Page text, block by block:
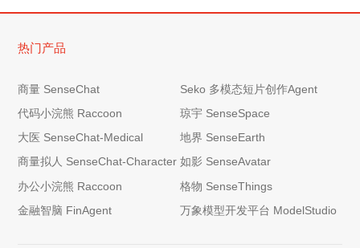
热门产品
商量 SenseChat
Seko 多模态短片创作Agent
代码小浣熊 Raccoon
琼宇 SenseSpace
大医 SenseChat-Medical
地界 SenseEarth
商量拟人 SenseChat-Character 如影 SenseAvatar
办公小浣熊 Raccoon
格物 SenseThings
金融智脑 FinAgent
万象模型开发平台 ModelStudio